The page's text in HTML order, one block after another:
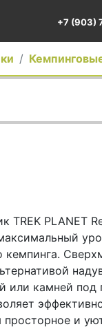
+7 (903)
PLANET
или камней под
и